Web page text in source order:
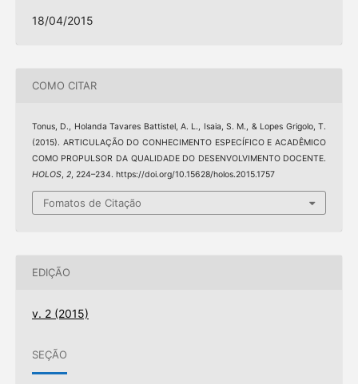
18/04/2015
COMO CITAR
Tonus, D., Holanda Tavares Battistel, A. L., Isaia, S. M., & Lopes Grigolo, T.
(2015). ARTICULAÇÃO DO CONHECIMENTO ESPECÍFICO E ACADÊMICO
COMO PROPULSOR DA QUALIDADE DO DESENVOLVIMENTO DOCENTE.
HOLOS, 2, 224–234. https://doi.org/10.15628/holos.2015.1757
Fomatos de Citação
EDIÇÃO
v. 2 (2015)
SEÇÃO